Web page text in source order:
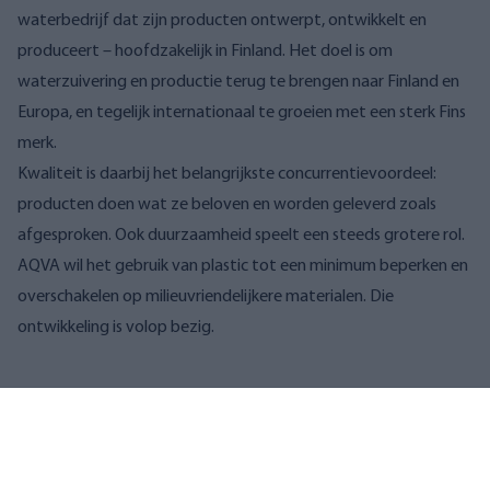
waterbedrijf dat zijn producten ontwerpt, ontwikkelt en
produceert – hoofdzakelijk in Finland. Het doel is om
waterzuivering en productie terug te brengen naar Finland en
Europa, en tegelijk internationaal te groeien met een sterk Fins
merk.
Kwaliteit is daarbij het belangrijkste concurrentievoordeel:
producten doen wat ze beloven en worden geleverd zoals
afgesproken. Ook duurzaamheid speelt een steeds grotere rol.
AQVA wil het gebruik van plastic tot een minimum beperken en
overschakelen op milieuvriendelijkere materialen. Die
ontwikkeling is volop bezig.